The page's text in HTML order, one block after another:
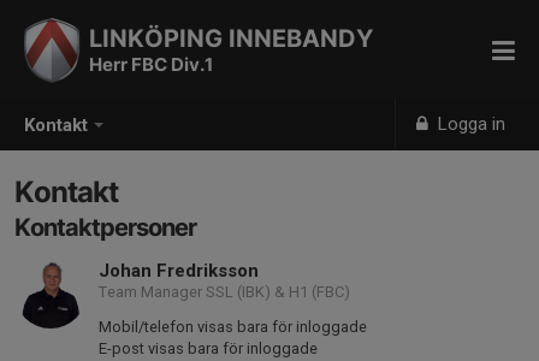
Kontakt Logga in
LINKÖPING INNEBANDY
Herr FBC Div.1
Kontakt
Kontaktpersoner
Johan Fredriksson
Team Manager SSL (IBK) & H1 (FBC)
Mobil/telefon visas bara för inloggade
E-post visas bara för inloggade